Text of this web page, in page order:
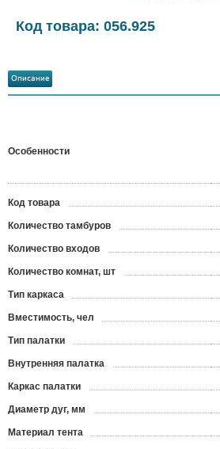
Код товара: 056.925
Описание
Особенности
Код товара
Количество тамбуров
Количество входов
Количество комнат, шт
Тип каркаса
Вместимость, чел
Тип палатки
Внутренняя палатка
Каркас палатки
Диаметр дуг, мм
Материал тента